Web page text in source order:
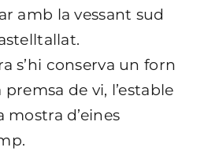
amb la vessant sud
s’hi conserva un forn
de vi, l’estable
mostra d’eines